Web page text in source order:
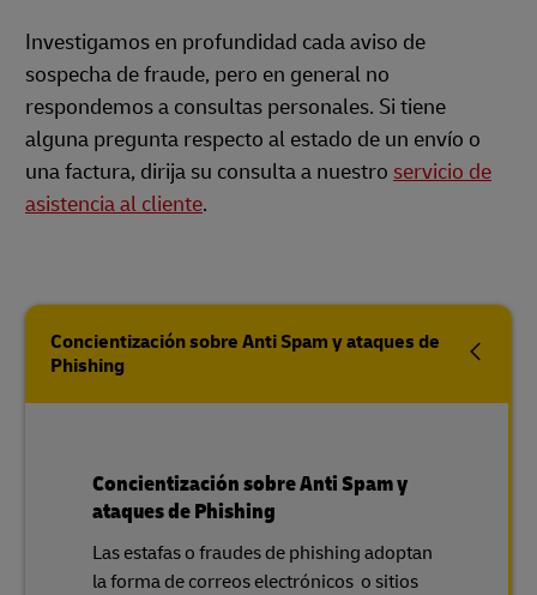
Investigamos en profundidad cada aviso de
sospecha de fraude, pero en general no
respondemos a consultas personales. Si tiene
alguna pregunta respecto al estado de un envío o
una factura, dirija su consulta a nuestro servicio de
asistencia al cliente.
Concientización sobre Anti Spam y ataques de
Phishing
Concientización sobre Anti Spam y
ataques de Phishing
Las estafas o fraudes de phishing adoptan
la forma de correos electrónicos o sitios